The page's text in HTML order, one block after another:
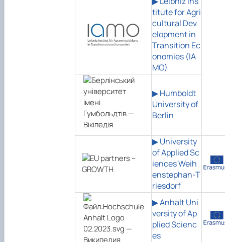
titute for Agri
cultural Dev
elopment in
Transition Ec
onomies (IA
MO)
▶ Humboldt
University of
Berlin
▶ University
of Applied Sc
iences Weih
enstephan-T
riesdorf
▶ Anhalt Uni
versity of Ap
plied Scienc
es